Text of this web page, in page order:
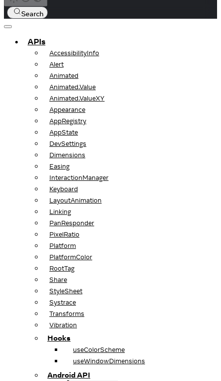
Search
APIs
AccessibilityInfo
Alert
Animated
Animated.Value
Animated.ValueXY
Appearance
AppRegistry
AppState
DevSettings
Dimensions
Easing
InteractionManager
Keyboard
LayoutAnimation
Linking
PanResponder
PixelRatio
Platform
PlatformColor
RootTag
Share
StyleSheet
Systrace
Transforms
Vibration
Hooks
useColorScheme
useWindowDimensions
Android API